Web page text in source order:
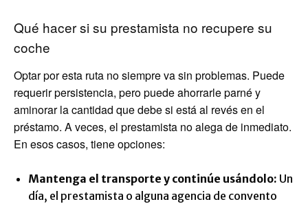
Qué hacer si su prestamista no recupere su
coche
Optar por esta ruta no siempre va sin problemas. Puede
requerir persistencia, pero puede ahorrarle parné y
aminorar la cantidad que debe si está al revés en el
préstamo. A veces, el prestamista no alega de inmediato.
En esos casos, tiene opciones:
Mantenga el transporte y continúe usándolo: Un
día, el prestamista o alguna agencia de convento